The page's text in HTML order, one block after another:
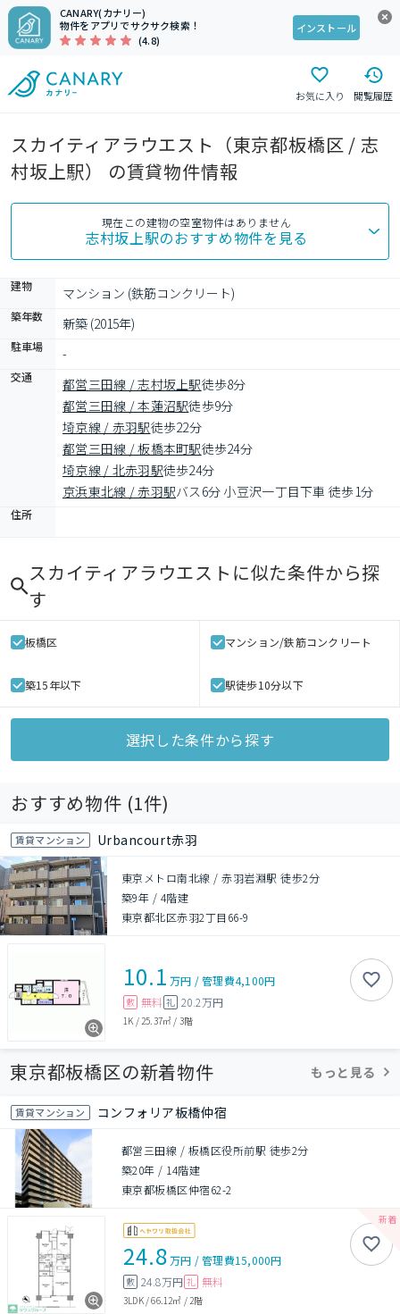
CANARY(カナリー)
物件をアプリでサクサク検索！
(4.8)
インストール
お気に入り 閲覧履歴
スカイティアラウエスト（東京都板橋区 / 志
村坂上駅） の賃貸物件情報
現在この建物の空室物件はありません
志村坂上駅のおすすめ物件を見る
建物 マンション (鉄筋コンクリート)
築年数 新築 (2015年)
駐車場 -
交通 都営三田線 / 志村坂上駅徒歩8分
都営三田線 / 本蓮沼駅徒歩9分
埼京線 / 赤羽駅徒歩22分
都営三田線 / 板橋本町駅徒歩24分
埼京線 / 北赤羽駅徒歩24分
京浜東北線 / 赤羽駅バス6分 小豆沢一丁目下車 徒歩1分
住所
スカイティアラウエスト に似た条件から探
す
板橋区 マンション/鉄筋コンクリート
築15年以下 駅徒歩10分以下
選択した条件から探す
おすすめ物件 (1件)
賃貸マンション Urbancourt赤羽
東京メトロ南北線 / 赤羽岩淵駅 徒歩2分
築9年 / 4階建
東京都北区赤羽2丁目66-9
10.1 万円 /管理費4,100円
敷 無料 礼 20.2万円
1K / 25.37㎡ / 3階
東京都板橋区の新着物件 もっと見る
賃貸マンション コンフォリア板橋仲宿
都営三田線 / 板橋区役所前駅 徒歩2分
築20年 / 14階建
東京都板橋区仲宿62-2
24.8万円 /管理費15,000円
敷 24.8万円 礼 無料
3LDK/66.12㎡ /2階